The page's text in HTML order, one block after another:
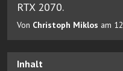
RTX 2070.
Von Christoph Miklos am
Inhalt